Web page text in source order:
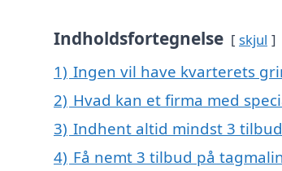
Indholdsfortegnelse skjul
1) Ingen vil have kvarterets
2) Hvad kan et firma med
3) Indhent altid mindst 3
4) Få nemt 3 tilbud på